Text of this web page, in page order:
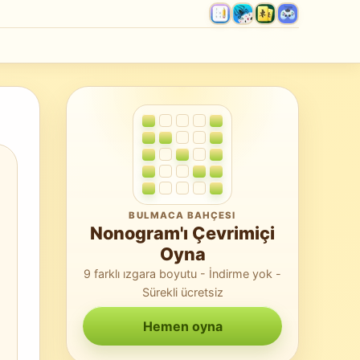
BULMACA BAHÇESI
Nonogram'ı Çevrimiçi
Oyna
9 farklı ızgara boyutu - İndirme yok -
Sürekli ücretsiz
Hemen oyna